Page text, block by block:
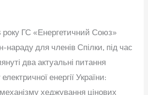
року ГС «Енергетичний Союз»
нараду для членів Спілки, під час
два актуальні питання
енергії України:
хеджування цінових